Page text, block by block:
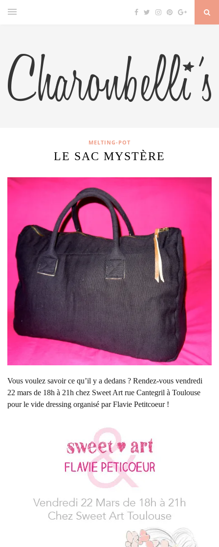
MELTING-POT
LE SAC MYSTÈRE
Vous voulez savoir ce qu’il y a dedans ? Rendez-vous vendredi
22 mars de 18h à 21h chez Sweet Art rue Cantegril à Toulouse
pour le vide dressing organisé par Flavie Petitcoeur !